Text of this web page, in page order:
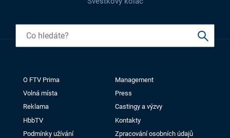
O FTV Prima
Management
Volná místa
Press
Reklama
Castingy a výzvy
HbbTV
Kontakty
Podmínky užívání
Zpracování osobních údajů